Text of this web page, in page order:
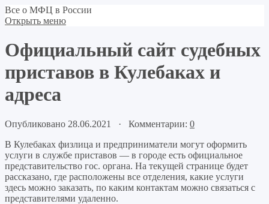
Все о МФЦ в России
Открыть меню
Официальный сайт судебных
приставов в Кулебаках и
адреса
Опубликовано 28.06.2021 · Комментарии: 0
В Кулебаках физлица и предприниматели могут оформить
услуги в службе приставов — в городе есть официальное
представительство гос. органа. На текущей странице будет
рассказано, где расположены все отделения, какие услуги
здесь можно заказать, по каким контактам можно связаться с
представителями удаленно.